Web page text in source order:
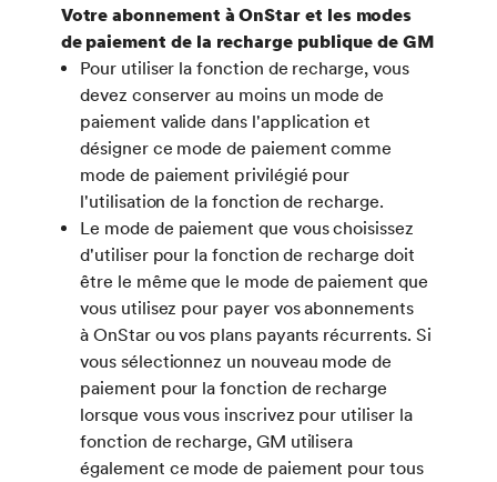
Votre abonnement à OnStar et les modes
de paiement de la recharge publique de GM
Pour utiliser la fonction de recharge, vous
devez conserver au moins un mode de
paiement valide dans l'application et
désigner ce mode de paiement comme
mode de paiement privilégié pour
l'utilisation de la fonction de recharge.
Le mode de paiement que vous choisissez
d'utiliser pour la fonction de recharge doit
être le même que le mode de paiement que
vous utilisez pour payer vos abonnements
à OnStar ou vos plans payants récurrents. Si
vous sélectionnez un nouveau mode de
paiement pour la fonction de recharge
lorsque vous vous inscrivez pour utiliser la
fonction de recharge, GM utilisera
également ce mode de paiement pour tous